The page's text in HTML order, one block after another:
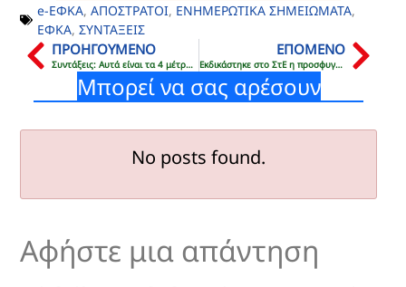
e-ΕΦΚΑ,ΑΠΟΣΤΡΑΤΟΙ, ΕΝΗΜΕΡΩΤΙΚΑ ΣΗΜΕΙΩΜΑΤΑ,
ΕΦΚΑ,ΣΥΝΤΑΞΕΙΣ
ΠΡΟΗΓΟΥΜΕΝΟ
Συντάξεις: Αυτά είναι τα 4 μέτρα που εξετάζει η κυβέρνηση – Τι ισχύει για το 250αρι
ΕΠΟΜΕΝΟ
Εκδικάστηκε στο ΣτΕ η προσφυγή για ακύρωση της ΚΥΑ για το ΒΟΕΑ – Πότε η απόφαση
Μπορεί να σας αρέσουν
No posts found.
Αφήστε μια απάντηση